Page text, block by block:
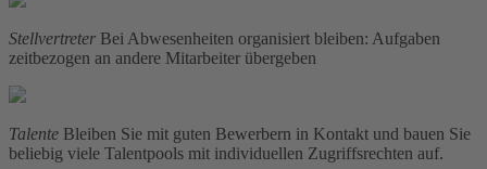
Stellvertreter Bei Abwesenheiten organisiert bleiben: Aufgaben
zeitbezogen an andere Mitarbeiter übergeben
Talente Bleiben Sie mit guten Bewerbern in Kontakt und bauen Sie
beliebig viele Talentpools mit individuellen Zugriffsrechten auf.